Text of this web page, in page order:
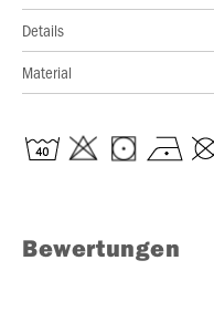
Details
Material
Bewertungen